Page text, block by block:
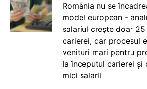
România nu se
model european -
salariul crește doar
carierei, dar procesul
venituri mari pentru
la începutul carierei și
mici salarii